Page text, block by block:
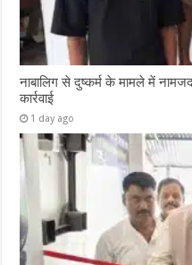
नाबालिग से दुष्कर्म के मामले में
कार्रवाई
1 day ago